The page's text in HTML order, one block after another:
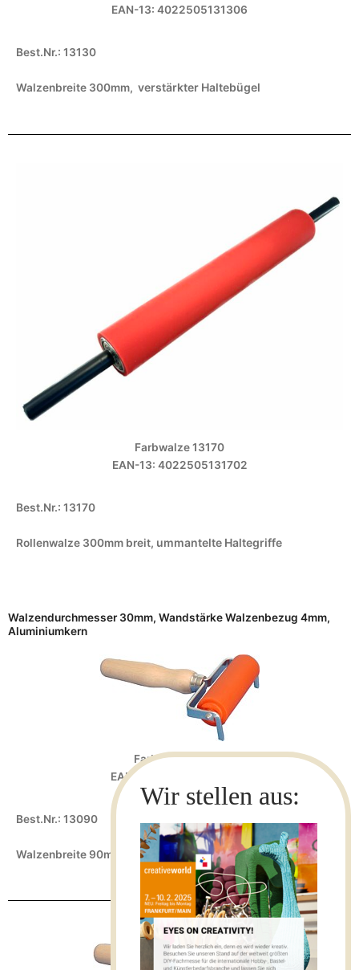
EAN-13: 4022505131306
Best.Nr.: 13130
Walzenbreite 300mm, verstärkter Haltebügel
Farbwalze 13170
EAN-13: 4022505131702
Best.Nr.: 13170
Rollenwalze 300mm breit, ummantelte Haltegriffe
Walzendurchmesser 30mm, Wandstärke Walzenbezug 4mm,
Aluminiumkern
Farbwalze 13090
EAN-13: 4022505130903
Best.Nr.: 13090
Walzenbreite 90mm